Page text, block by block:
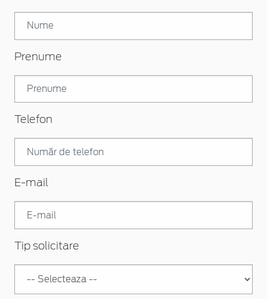
Prenume
Telefon
E-mail
Tip solicitare